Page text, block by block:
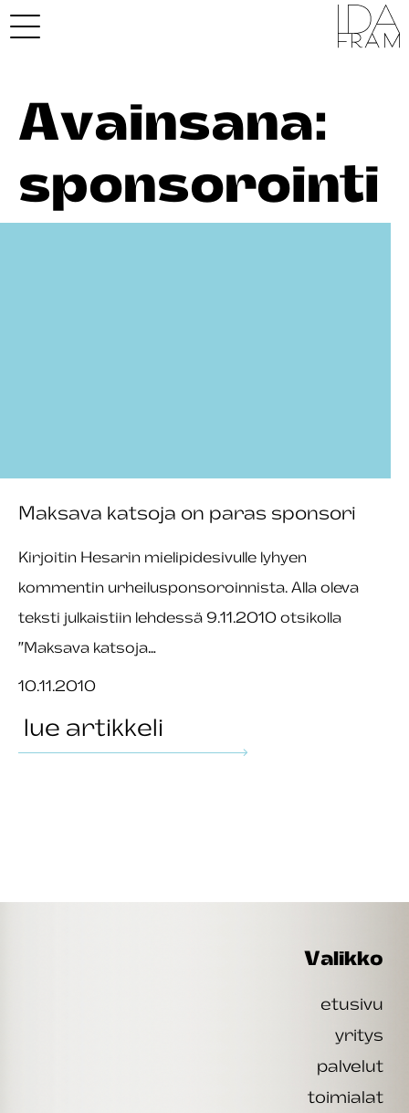
Avainsana:
sponsorointi
Maksava katsoja on paras sponsori
Kirjoitin Hesarin mielipidesivulle lyhyen
kommentin urheilusponsoroinnista. Alla oleva
teksti julkaistiin lehdessä 9.11.2010 otsikolla
”Maksava katsoja…
10.11.2010
lue artikkeli
Valikko
etusivu
yritys
palvelut
toimialat